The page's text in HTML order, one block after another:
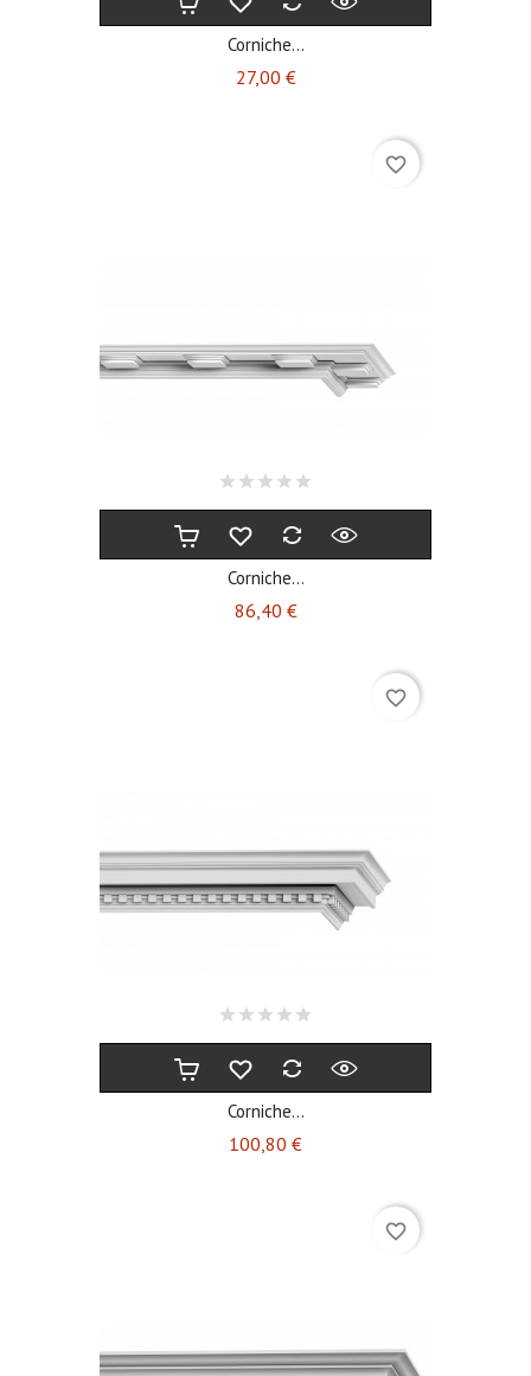
Corniche...
27,00 €Prix
Corniche...
86,40 €Prix
favorite_border
Corniche...
100,80 €Prix
favorite_border
favorite_border